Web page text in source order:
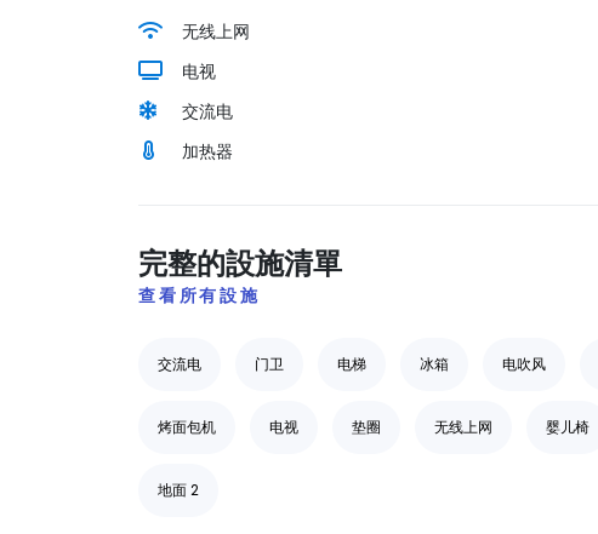
无线上网
电视
交流电
加热器
完整的設施清單
查看所有設施
交流电 门卫 电梯 冰箱 电吹风
烤面包机 电视 垫圈 无线上网 婴儿椅
地面 2